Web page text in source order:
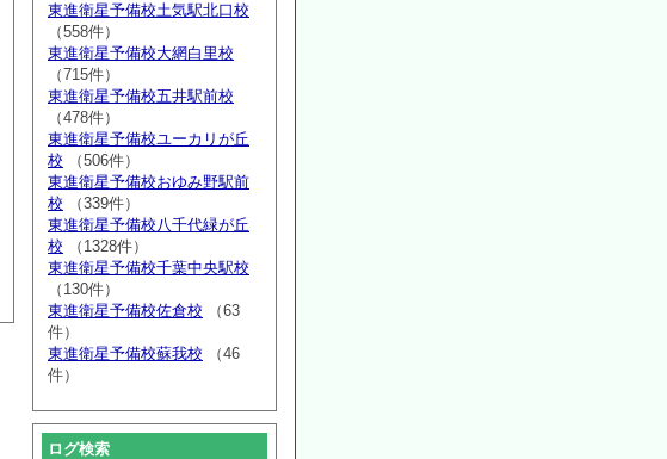
東進衛星予備校土気駅北口校
（558件）
東進衛星予備校大網白里校
（715件）
東進衛星予備校五井駅前校
（478件）
東進衛星予備校ユーカリが丘
校 （506件）
東進衛星予備校おゆみ野駅前
校 （339件）
東進衛星予備校八千代緑が丘
校 （1328件）
東進衛星予備校千葉中央駅校
（130件）
東進衛星予備校佐倉校 （63
件）
東進衛星予備校蘇我校 （46
件）
ログ検索